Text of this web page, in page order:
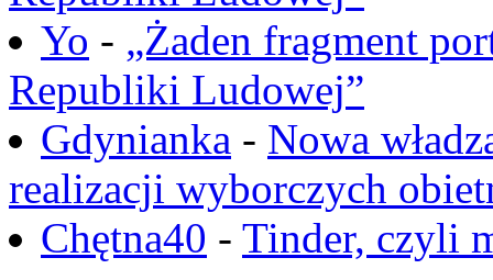
Yo - „Żaden fragment
Republiki Ludowej”
Gdynianka - Nowa
realizacji wyborczych
Chętna40 - Tinder, czyli